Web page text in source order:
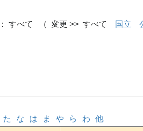
： すべて （ 変更 >> すべて 国立
た な は ま や ら わ
他